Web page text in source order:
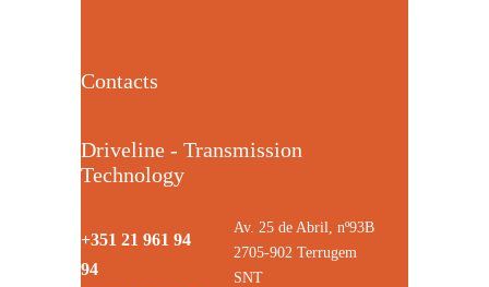
Contacts
Driveline - Transmission
Technology
+351 21 961 94
94
Av. 25 de Abril, nº93B
2705-902 Terrugem
SNT